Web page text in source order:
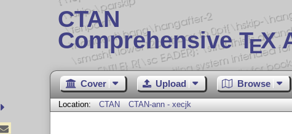
CTAN
Comprehensive TEX
Cover Upload Browse
Location: CTAN CTAN-ann - xecjk